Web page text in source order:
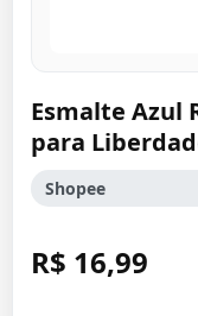
Esmalte Azul
para
Shopee
R$ 16,99